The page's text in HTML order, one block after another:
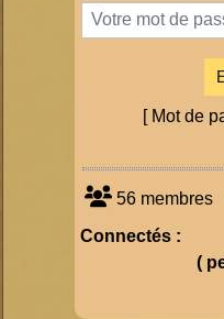
[ Mot de
56 membres
Connectés :
(